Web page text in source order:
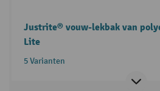
Justrite® vouw-lekbak van
Lite
5 Varianten